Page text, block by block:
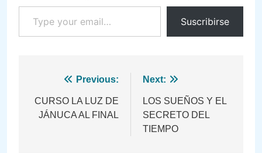
Type your email…
Suscribirse
Navegación
de
Previous:
CURSO LA LUZ DE
JÁNUCA AL FINAL
Next:
LOS SUEÑOS Y EL
SECRETO DEL
TIEMPO